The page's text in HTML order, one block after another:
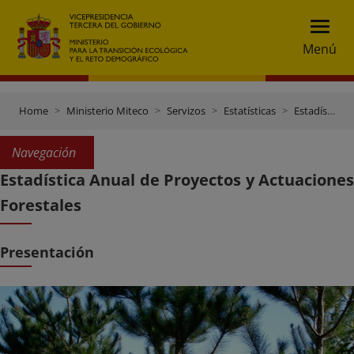
Menú
Home Ministerio Miteco Servizos Estatísticas Estadísticas Forestales
Navegación
Estadística Anual de Proyectos y Actuaciones
Forestales
Presentación